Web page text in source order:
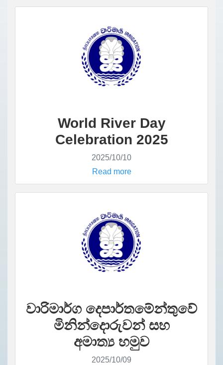
World River Day
Celebration 2025
2025/10/10
Read more
වාරිමාර්ග දෙපාර්තමේන්තුවේ
මිනින්දොරුවන් සහ
අමාත්‍ය හමුව
2025/10/09